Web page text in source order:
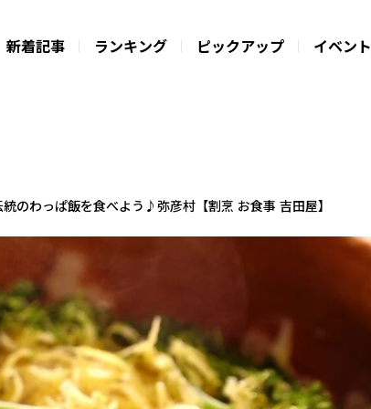
新着記事 ランキング ピックアップ イベント
のわっぱ飯を食べよう♪弥彦村【割烹 お食事 吉田屋】